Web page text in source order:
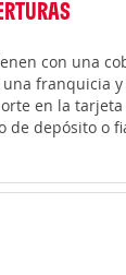
con una
franquicia y
en la tarjeta
de depósito o